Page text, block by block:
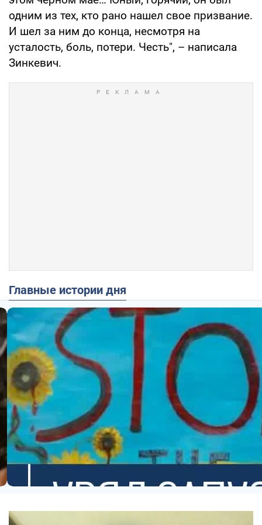
одним из тех, кто рано нашел свое призвание.
И шел за ним до конца, несмотря на
усталость, боль, потери. Честь", – написала
Зинкевич.
Главные истории дня